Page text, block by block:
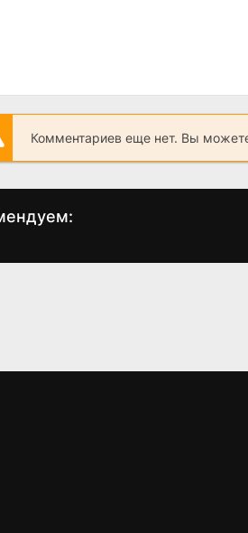
Комментариев еще нет. Вы
Рэкс:
Восхождение Red